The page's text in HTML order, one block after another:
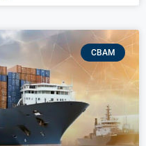
CBAM